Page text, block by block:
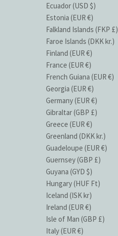
Ecuador (USD $)
Estonia (EUR €)
Falkland Islands (FKP £)
Faroe Islands (DKK kr.)
Finland (EUR €)
France (EUR €)
French Guiana (EUR €)
Georgia (EUR €)
Germany (EUR €)
Gibraltar (GBP £)
Greece (EUR €)
Greenland (DKK kr.)
Guadeloupe (EUR €)
Guernsey (GBP £)
Guyana (GYD $)
Hungary (HUF Ft)
Iceland (ISK kr)
Ireland (EUR €)
Isle of Man (GBP £)
Italy (EUR €)